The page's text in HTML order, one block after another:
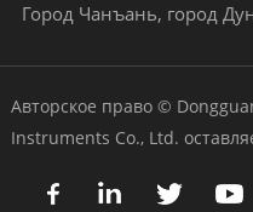
Город Чанъань, город
Авторское право ©
Instruments Co., Ltd.